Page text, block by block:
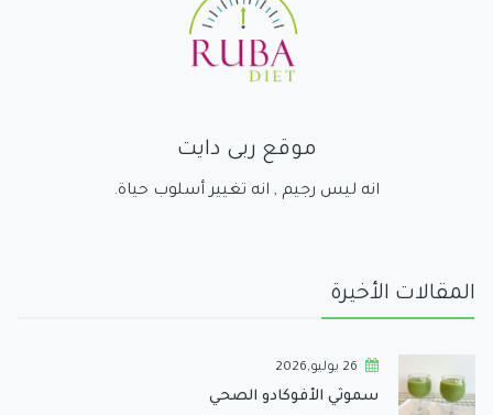
موقع ربى دايت
انه ليس رجيم , انه تغيير أسلوب حياة.
المقالات الأخيرة
26 يوليو,2026
سموثي الأفوكادو الصحي